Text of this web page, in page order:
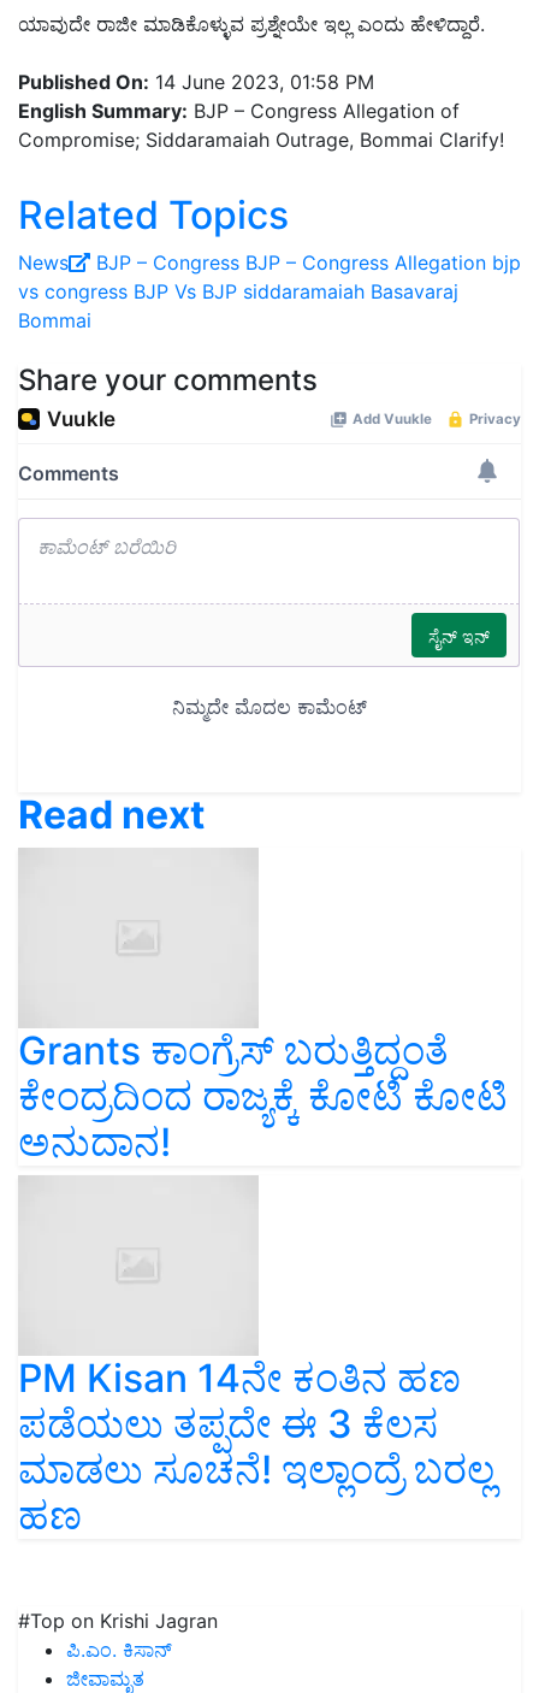
ಯಾವುದೇ ರಾಜೀ ಮಾಡಿಕೊಳ್ಳುವ ಪ್ರಶ್ನೇಯೇ ಇಲ್ಲ ಎಂದು ಹೇಳಿದ್ದಾರೆ.
Published On: 14 June 2023, 01:58 PM
English Summary: BJP – Congress Allegation of
Compromise; Siddaramaiah Outrage, Bommai Clarify!
Related Topics
News BJP – Congress BJP – Congress Allegation bjp
vs congress BJP Vs BJP siddaramaiah Basavaraj
Bommai
Share your comments
Read next
Grants ಕಾಂಗ್ರೆಸ್‌ ಬರುತ್ತಿದ್ದಂತೆ
ಕೇಂದ್ರದಿಂದ ರಾಜ್ಯಕ್ಕೆ ಕೋಟಿ ಕೋಟಿ
ಅನುದಾನ!
PM Kisan 14ನೇ ಕಂತಿನ ಹಣ
ಪಡೆಯಲು ತಪ್ಪದೇ ಈ 3 ಕೆಲಸ
ಮಾಡಲು ಸೂಚನೆ! ಇಲ್ಲಾಂದ್ರೆ ಬರಲ್ಲ
ಹಣ
#Top on Krishi Jagran
ಪಿ.ಎಂ. ಕಿಸಾನ್
ಜೀವಾಮೃತ